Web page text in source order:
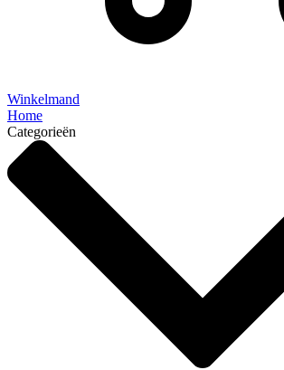
Winkelmand
Home
Categorieën